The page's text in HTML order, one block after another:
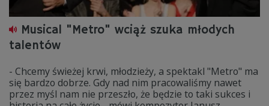
Musical "Metro" wciąż szuka młodych
talentów
- Chcemy świeżej krwi, młodzieży, a spektakl "Metro" ma
się bardzo dobrze. Gdy nad nim pracowaliśmy nawet
przez myśl nam nie przeszło, że będzie to taki sukces i